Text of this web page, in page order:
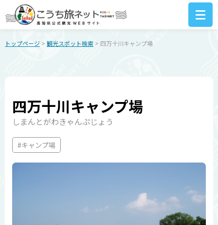
トップページ > 観光スポット検索 > 四万十川キャンプ場
四万十川キャンプ場
しまんとがわきゃんぷじょう
#キャンプ場